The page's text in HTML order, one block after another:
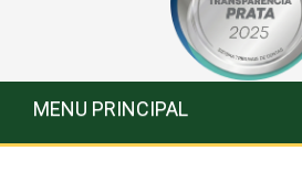
MENU PRINCIPAL